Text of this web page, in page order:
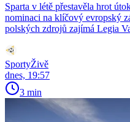
Sparta v létě přestavěla hrot
nominaci na klíčový evropský
polských zdrojů zajímá Legia
SportyŽivě
dnes, 19:57
3 min